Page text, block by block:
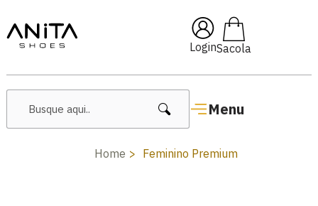
Login
Menu
🔥 Lançamentos Femininos
Home Feminino Premium